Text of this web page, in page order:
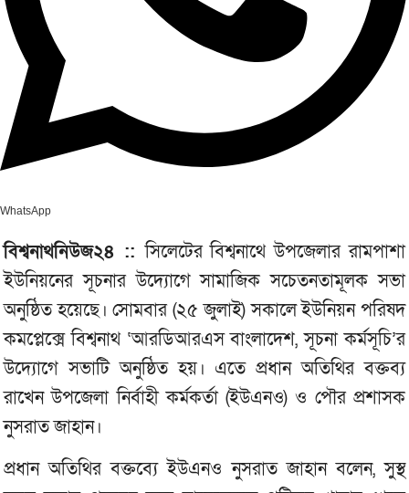
WhatsApp
বিশ্বনাথনিউজ২৪ ::সিলেটের বিশ্বনাথে উপজেলার রামপাশা
ইউনিয়নের সূচনার উদ্যোগে সামাজিক সচেতনতামূলক সভা
অনুষ্ঠিত হয়েছে। সোমবার (২৫ জুলাই) সকালে ইউনিয়ন পরিষদ
কমপ্লেক্সে বিশ্বনাথ ‘আরডিআরএস বাংলাদেশ, সূচনা কর্মসূচি’র
উদ্যোগে সভাটি অনুষ্ঠিত হয়। এতে প্রধান অতিথির বক্তব্য
রাখেন উপজেলা নির্বাহী কর্মকর্তা (ইউএনও) ও পৌর প্রশাসক
নুসরাত জাহান।
প্রধান অতিথির বক্তব্যে ইউএনও নুসরাত জাহান বলেন, সুস্থ